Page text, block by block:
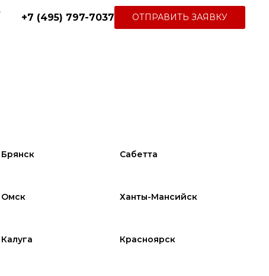
+7 (495) 797-7037 ОТПРАВИТЬ ЗАЯВКУ
Брянск Сабетта
Омск Ханты-Мансийск
Калуга Красноярск